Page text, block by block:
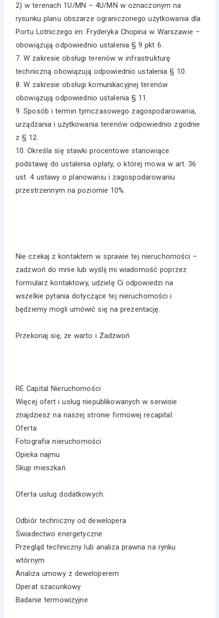
2) w terenach 1U/MN – 4U/MN w oznaczonym na
rysunku planu obszarze ograniczonego użytkowania dla
Portu Lotniczego im. Fryderyka Chopina w Warszawie –
obowiązują odpowiednio ustalenia § 9 pkt 6.
7. W zakresie obsługi terenów w infrastrukturę
techniczną obowiązują odpowiednio ustalenia § 10.
8. W zakresie obsługi komunikacyjnej terenów
obowiązują odpowiednio ustalenia § 11.
9. Sposób i termin tymczasowego zagospodarowania,
urządzania i użytkowania terenów odpowiednio zgodnie
z § 12.
10. Określa się stawki procentowe stanowiące
podstawę do ustalenia opłaty, o której mowa w art. 36
ust. 4 ustawy o planowaniu i zagospodarowaniu
przestrzennym na poziomie 10%.
Nie czekaj z kontaktem w sprawie tej nieruchomości –
zadzwoń do mnie lub wyślij mi wiadomość poprzez
formularz kontaktowy, udzielę Ci odpowiedzi na
wszelkie pytania dotyczące tej nieruchomości i
będziemy mogli umówić się na prezentację.
Przekonaj się, że warto i Zadzwoń
RE Capital Nieruchomości
Więcej ofert i usług niepublikowanych w serwisie
znajdziesz na naszej stronie firmowej recapital.
Oferta
Fotografia nieruchomości
Opieka najmu
Skup mieszkań
Oferta usług dodatkowych:
Odbiór techniczny od dewelopera
Świadectwo energetyczne
Przegląd techniczny lub analiza prawna na rynku
wtórnym
Analiza umowy z deweloperem
Operat szacunkowy
Badanie termowizyjne